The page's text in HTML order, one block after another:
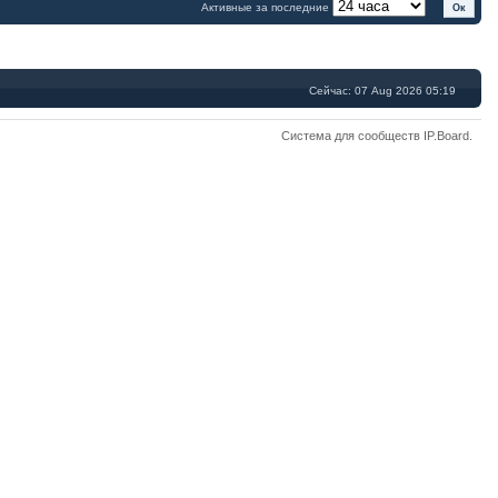
Активные за последние
Сейчас: 07 Aug 2026 05:19
Система для сообществ IP.Board